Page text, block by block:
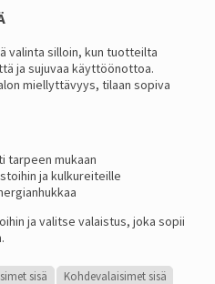
valinta silloin, kun tuotteilta
ja sujuvaa käyttöönottoa.
miellyttävyys, tilaan sopiva
tarpeen mukaan
ja kulkureiteille
ja valitse valaistus, joka sopii
sisä
Kohdevalaisimet sisä